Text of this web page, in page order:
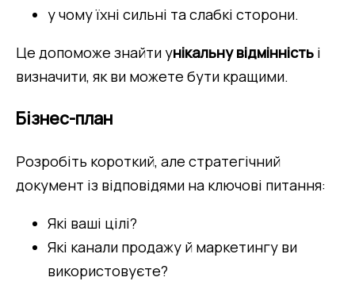
у чому їхні сильні та слабкі сторони.
Це допоможе знайти унікальну відмінність і
визначити, як ви можете бути кращими.
Бізнес-план
Розробіть короткий, але стратегічний
документ із відповідями на ключові питання:
Які ваші цілі?
Які канали продажу й маркетингу ви
використовуєте?